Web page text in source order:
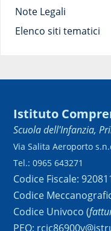
Note Legali
Elenco siti tematici
Istituto
Scuola dell'Infanzia,
Via Salita Aeroporto
Tel.: 0965 643271
Codice Fiscale:
Codice
Codice Univoco (
PEO: